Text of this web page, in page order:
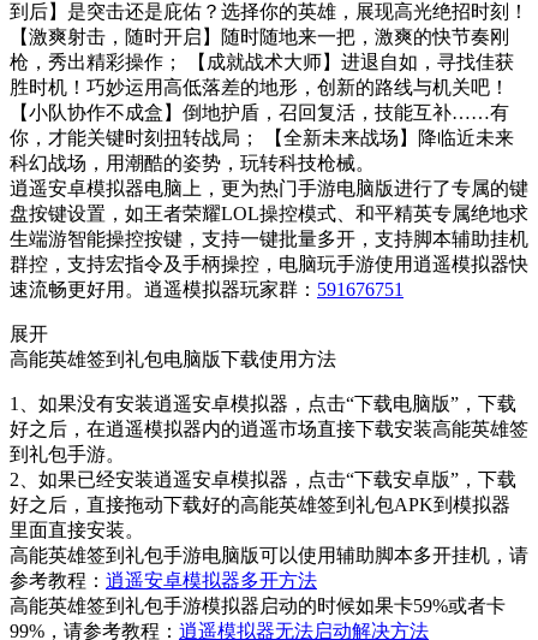
到后】是突击还是庇佑？选择你的英雄，展现高光绝招时刻！
【激爽射击，随时开启】随时随地来一把，激爽的快节奏刚
枪，秀出精彩操作； 【成就战术大师】进退自如，寻找佳获
胜时机！巧妙运用高低落差的地形，创新的路线与机关吧！
【小队协作不成盒】倒地护盾，召回复活，技能互补……有
你，才能关键时刻扭转战局； 【全新未来战场】降临近未来
科幻战场，用潮酷的姿势，玩转科技枪械。
逍遥安卓模拟器电脑上，更为热门手游电脑版进行了专属的键
盘按键设置，如王者荣耀LOL操控模式、和平精英专属绝地求
生端游智能操控按键，支持一键批量多开，支持脚本辅助挂机
群控，支持宏指令及手柄操控，电脑玩手游使用逍遥模拟器快
速流畅更好用。逍遥模拟器玩家群： 591676751
展开
高能英雄签到礼包电脑版下载使用方法
1、如果没有安装逍遥安卓模拟器，点击“下载电脑版”，下载
好之后，在逍遥模拟器内的逍遥市场直接下载安装高能英雄签
到礼包手游。
2、如果已经安装逍遥安卓模拟器，点击“下载安卓版”，下载
好之后，直接拖动下载好的高能英雄签到礼包APK到模拟器
里面直接安装。
高能英雄签到礼包手游电脑版可以使用辅助脚本多开挂机，请
参考教程： 逍遥安卓模拟器多开方法
高能英雄签到礼包手游模拟器启动的时候如果卡59%或者卡
99%，请参考教程： 逍遥模拟器无法启动解决方法